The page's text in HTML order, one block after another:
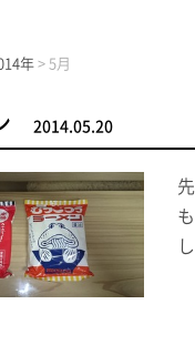
年 > 5月
2014.05.20